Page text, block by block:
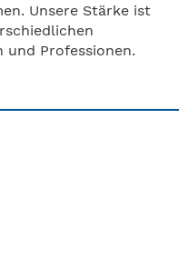
Unsere Stärke ist
Professionen.